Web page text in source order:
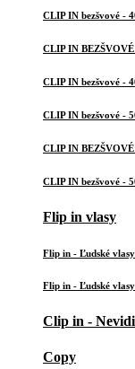
CLIP IN bezšvové -
CLIP IN
CLIP IN bezšvové -
CLIP IN bezšvové -
CLIP IN
CLIP IN bezšvové -
Flip in vlasy
Flip in - Ľudské
Flip in - Ľudské
Clip in -
Copy